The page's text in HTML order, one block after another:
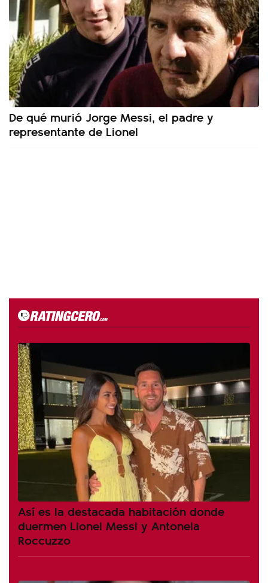
De qué murió Jorge Messi, el padre y
representante de Lionel
Así es la destacada habitación donde
duermen Lionel Messi y Antonela
Roccuzzo